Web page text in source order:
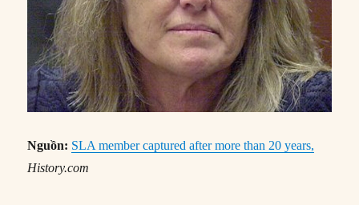
Nguồn: SLA member captured after more than 20 years,
History.com